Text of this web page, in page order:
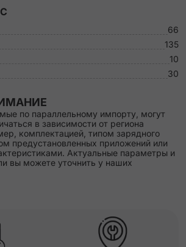
66
135
10
30
по параллельному импорту, могут
в зависимости от региона
комплектацией, типом зарядного
предустановленных приложений или
Актуальные параметры и
вы можете уточнить у наших